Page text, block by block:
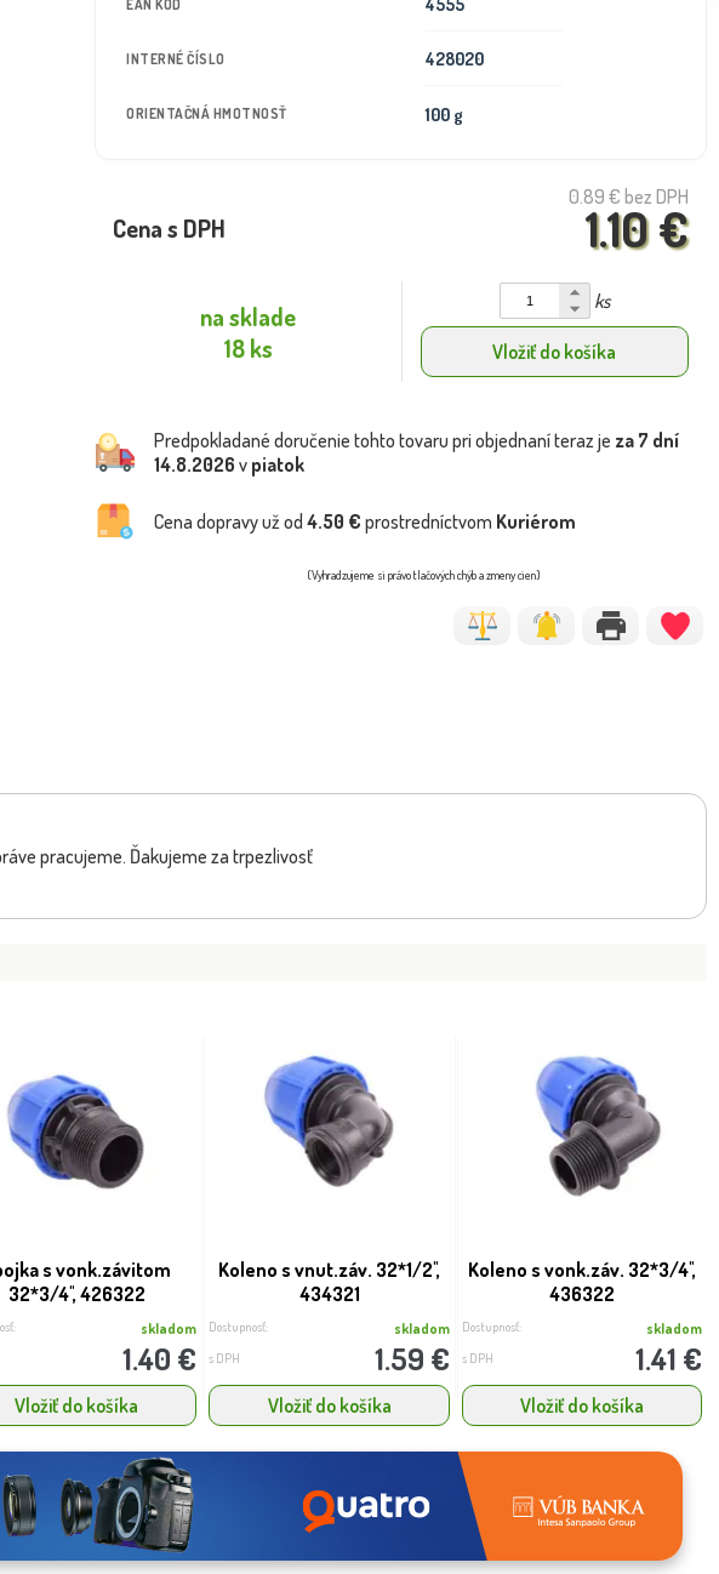
EAN KÓD
INTERNÉ ČÍSLO 428020
ORIENTAČNÁ HMOTNOSŤ 100 g
0.89 € bez DPH
1.10 €
Cena s DPH
na sklade
18 ks
ks
Vložiť do košíka
Predpokladané doručenie tohto tovaru pri objednaní teraz je za 7 dní
14.8.2026 v piatok
Cena dopravy už od4.50 € prostredníctvom Kuriérom
(Vyhradzujeme si právo tlačových chýb a zmeny cien)
pracujeme. Ďakujeme za trpezlivosť
s vonk.závitom
32*3/4'', 426322
skladom
1.40 €
Vložiť do košíka
Koleno s vnut.záv. 32*1/2'',
434321
Dostupnosť: skladom
s DPH 1.59 €
Vložiť do košíka
Koleno s vonk.záv. 32*3/4'',
436322
Dostupnosť: skladom
s DPH 1.41 €
Vložiť do košíka